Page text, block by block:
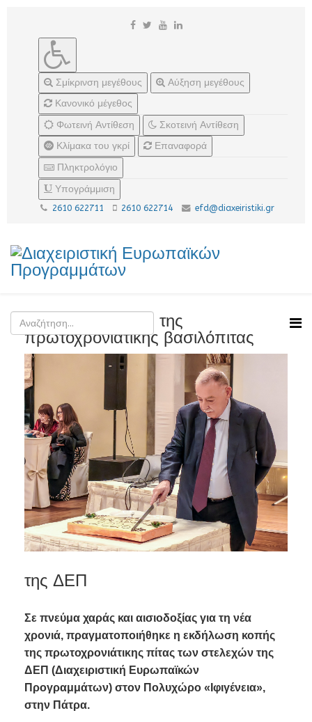
Σμίκρινση μεγέθους
Αύξηση μεγέθους
Κανονικό μέγεθος
Φωτεινή Αντίθεση
Σκοτεινή Αντίθεση
Κλίμακα του γκρί
Επαναφορά
Πληκτρολόγιο
Υπογράμμιση
2610 622711 2610 622714 efd@diaxeiristiki.gr
Εκδήλωση κοπής της
πρωτοχρονιάτικης βασιλόπιτας
της ΔΕΠ
Σε πνεύμα χαράς και αισιοδοξίας για τη νέα
χρονιά, πραγματοποιήθηκε η εκδήλωση κοπής
της πρωτοχρονιάτικης πίτας των στελεχών της
ΔΕΠ (Διαχειριστική Ευρωπαϊκών
Προγραμμάτων) στον Πολυχώρο «Ιφιγένεια»,
στην Πάτρα.